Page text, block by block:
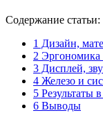
Содержание статьи:
1 Дизайн,
2 Эргономика
3 Дисплей,
4 Железо и
5 Результаты
6 Выводы